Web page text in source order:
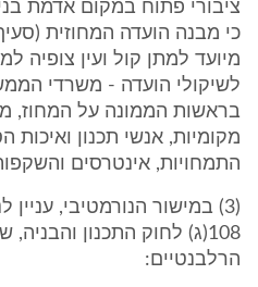
ציבורי פתוח במקום אדמת
מיועד למתן קול ועין צופיה
לשיקולי הועדה - משרדי
בראשות הממונה על המחוז,
מקומיות, אנשי תכנון
התמחויות, אינטרסים
108(ג) לחוק התכנון
הרלבנטיים: